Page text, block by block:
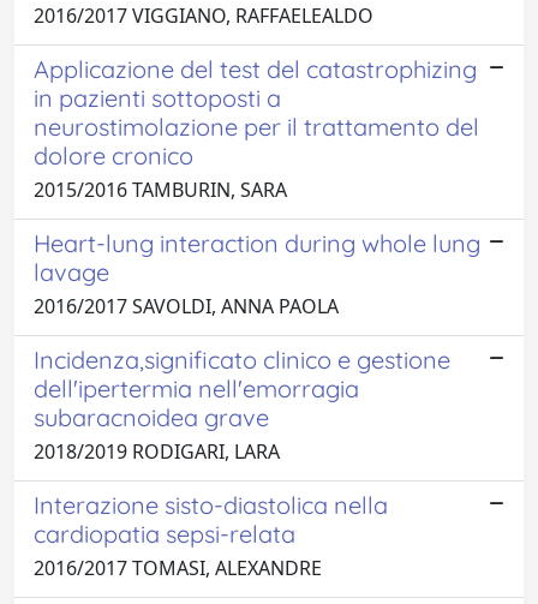
2016/2017 VIGGIANO, RAFFAELEALDO
Applicazione del test del catastrophizing
in pazienti sottoposti a
neurostimolazione per il trattamento del
dolore cronico
2015/2016 TAMBURIN, SARA
Heart-lung interaction during whole lung
lavage
2016/2017 SAVOLDI, ANNA PAOLA
Incidenza,significato clinico e gestione
dell'ipertermia nell'emorragia
subaracnoidea grave
2018/2019 RODIGARI, LARA
Interazione sisto-diastolica nella
cardiopatia sepsi-relata
2016/2017 TOMASI, ALEXANDRE